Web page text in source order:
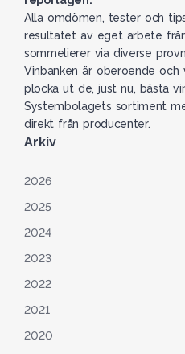
Alla omdömen, tester och
resultatet av eget arbete
sommelierer via diverse
Vinbanken är oberoende
plocka ut de, just nu, bästa
Systembolagets sortiment
direkt från producenter.
Arkiv
2026
2025
2024
2023
2022
2021
2020